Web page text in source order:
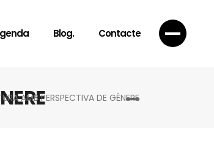
Blog. Contacte
AMB PERSPECTIVA DE GÈNERE